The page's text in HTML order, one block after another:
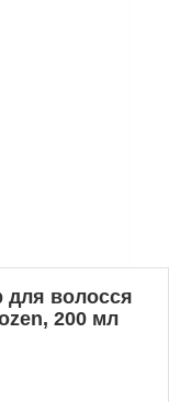
для волосся
200 мл